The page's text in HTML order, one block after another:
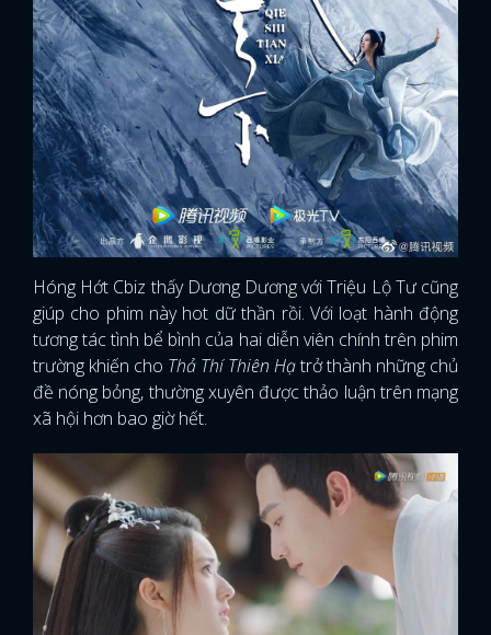
Hóng Hớt Cbiz thấy Dương Dương với Triệu Lộ Tư cũng
giúp cho phim này hot dữ thần rồi. Với loạt hành động
tương tác tình bể bình của hai diễn viên chính trên phim
trường khiến cho Thả Thí Thiên Hạtrở thành những chủ
đề nóng bỏng, thường xuyên được thảo luận trên mạng
xã hội hơn bao giờ hết.